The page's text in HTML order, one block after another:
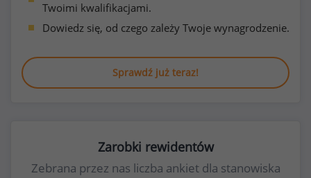
Twoimi kwalifikacjami.
Dowiedz się, od czego zależy Twoje wynagrodzenie.
Sprawdź już teraz!
Zarobki rewidentów
Zebrana przez nas liczba ankiet dla stanowiska